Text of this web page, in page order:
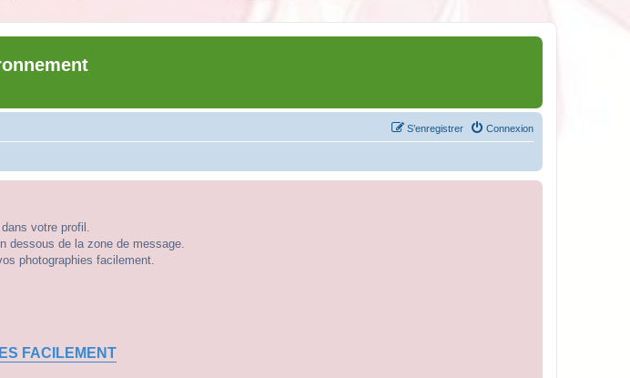
Connexion
S’enregistrer
votre profil.
dessous de la zone de message.
photographies facilement.
FACILEMENT